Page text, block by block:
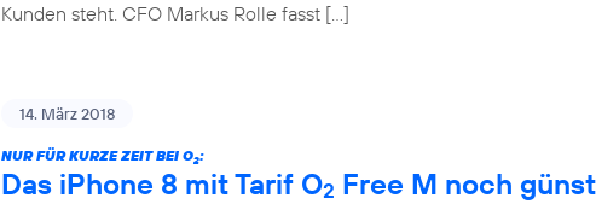
Kunden steht. CFO Markus Rolle fasst […]
14. März 2018
NUR FÜR KURZE ZEIT BEI O2:
Das iPhone 8 mit Tarif O2 Free M noch